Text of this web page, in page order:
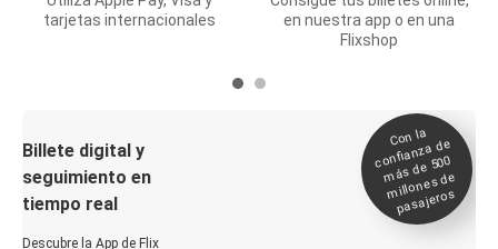
tarjetas internacionales
en nuestra app o en una
Flixshop
Billete digital y
seguimiento en
tiempo real
Descubre la App de Flix
Con la
confianza de
más de 500
millones de
pasajeros